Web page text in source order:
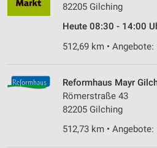
82205 Gilching
Heute 08:30 - 14:00
512,69 km •
Reformhaus Mayr
Römerstraße 43
82205 Gilching
512,73 km •